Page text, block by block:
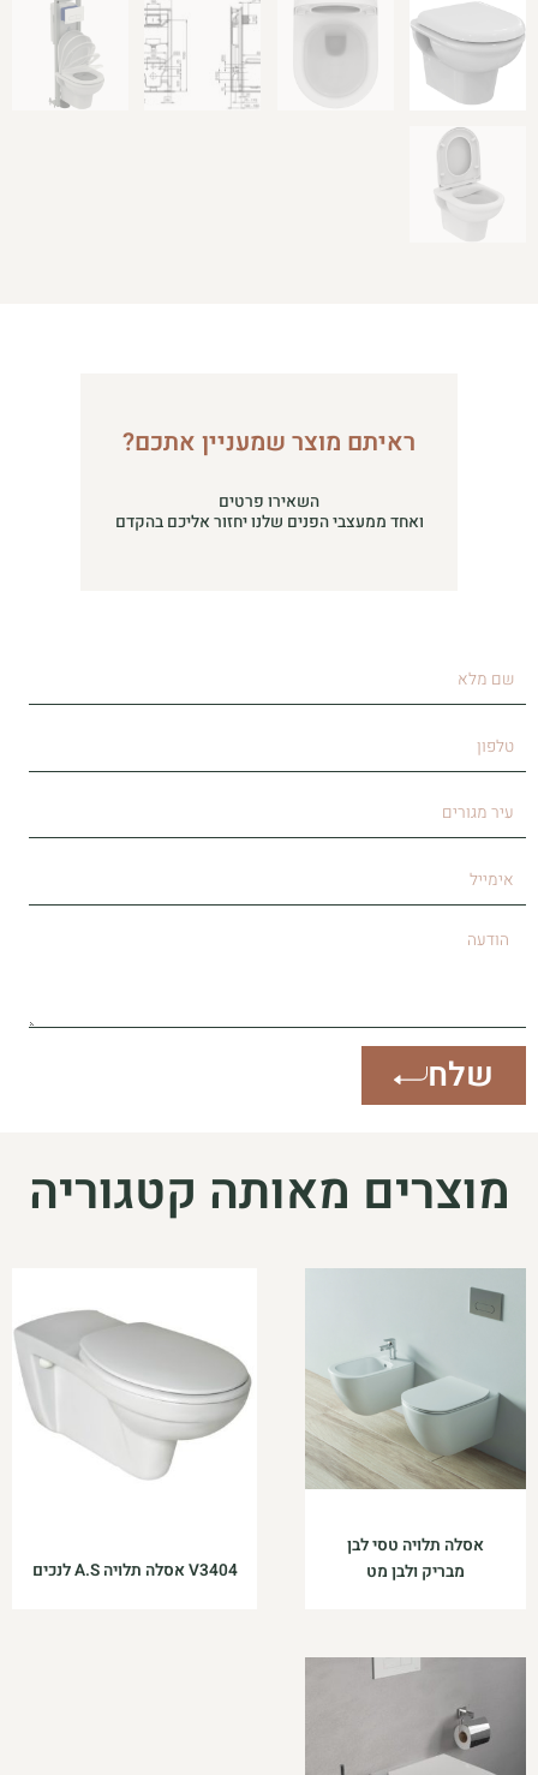
ראיתם מוצר שמעניין אתכם?
השאירו פרטים
ואחד ממעצבי הפנים שלנו יחזור אליכם בהקדם
טלפון
הודעה
שלח
מוצרים מאותה קטגוריה
אסלה תלויה טסי לבן
מבריק ולבן מט
V3404 אסלה תלויה A.S לנכים